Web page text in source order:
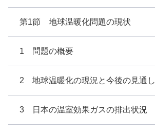
第1節 地球温暖化問題の現状
1 問題の概要
2 地球温暖化の現況と今後の見通し
3 日本の温室効果ガスの排出状況